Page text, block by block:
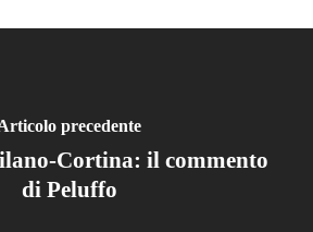
precedente
Cortina: il commento
di Peluffo